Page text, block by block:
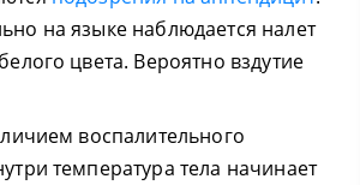
на языке наблюдается налет
цвета. Вероятно вздутие
воспалительного
температура тела начинает